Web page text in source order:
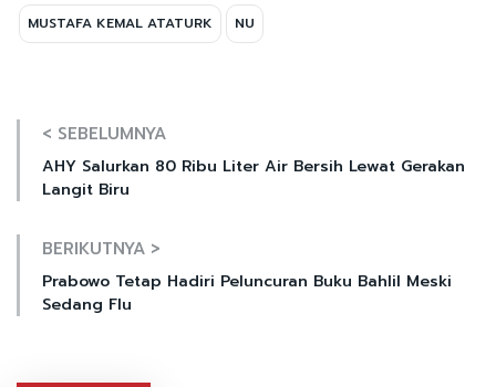
MUSTAFA KEMAL ATATURK NU
< SEBELUMNYA
AHY Salurkan 80 Ribu Liter Air Bersih Lewat Gerakan
Langit Biru
BERIKUTNYA >
Prabowo Tetap Hadiri Peluncuran Buku Bahlil Meski
Sedang Flu